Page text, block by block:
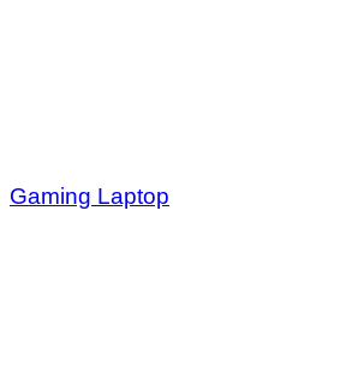
Gaming Laptop